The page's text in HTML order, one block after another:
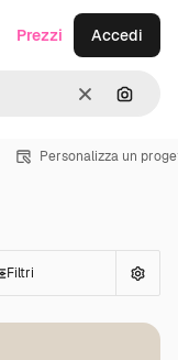
CancellaCerca
Prezzi Accedi
Personalizza un
Filtri